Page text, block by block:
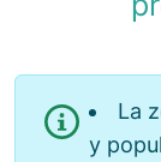
La
y